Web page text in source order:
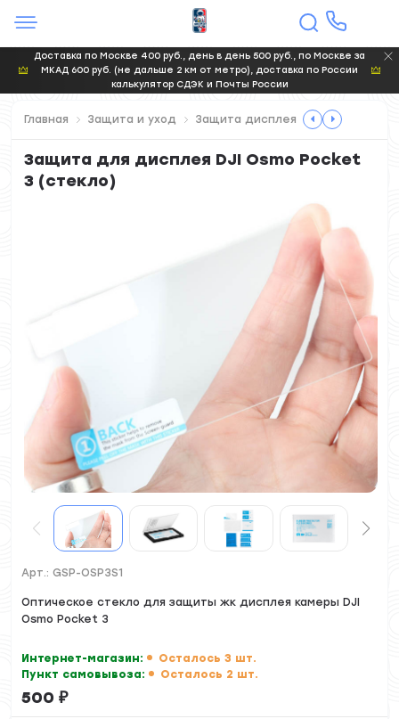
Доставка по Москве 400 руб., день в день 500 руб., по Москве за
МКАД 600 руб. (не дальше 2 км от метро), доставка по России
калькулятор СДЭК и Почты России
Главная Защита и уход Защита дисплея
Защита для дисплея DJI Osmo Pocket
3 (стекло)
Арт.: GSP-OSP3S1
Оптическое стекло для защиты жк дисплея камеры DJI
Osmo Pocket 3
Интернет-магазин:
Осталось 3 шт.
Пункт самовывоза:
Осталось 2 шт.
500 ₽